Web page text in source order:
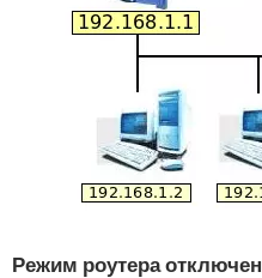
Режим роутера отключен